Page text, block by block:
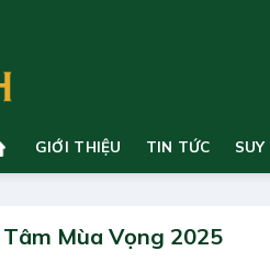
GIỚI THIỆU TIN TỨC SUY
Mùa Vọng 2025